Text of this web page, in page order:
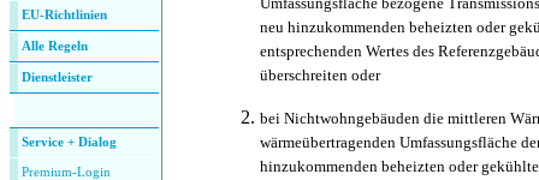
EU-Richtlinien
Alle Regeln
Dienstleister
Service + Dialog
Premium-Login
neu hinzukommenden beheizten oder
entsprechenden Wertes des
überschreiten oder
bei Nichtwohngebäuden die mittleren
wärmeübertragenden Umfassungsfläche
hinzukommenden beheizten oder